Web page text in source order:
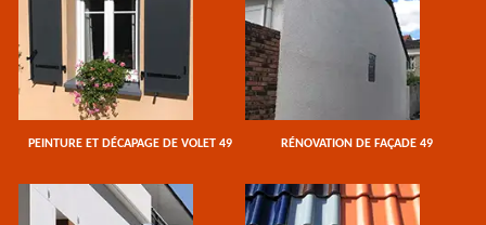
PEINTURE ET DÉCAPAGE DE VOLET 49 RÉNOVATION DE FAÇADE 49